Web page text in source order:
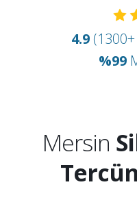
4.9
%99
Mersin